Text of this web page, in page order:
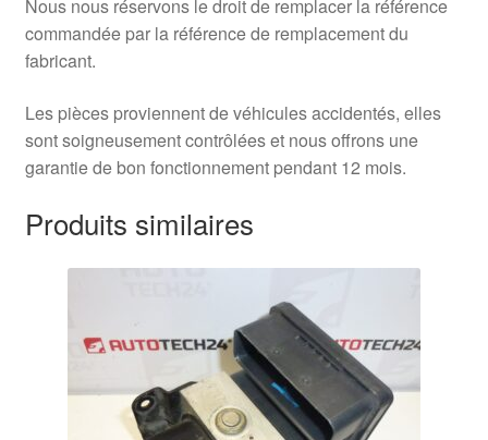
Nous nous réservons le droit de remplacer la référence
commandée par la référence de remplacement du
fabricant.
Les pièces proviennent de véhicules accidentés, elles
sont soigneusement contrôlées et nous offrons une
garantie de bon fonctionnement pendant 12 mois.
Produits similaires